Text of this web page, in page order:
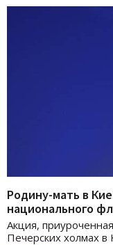
Родину-мать в
национального
Акция,
Печерских холмах в